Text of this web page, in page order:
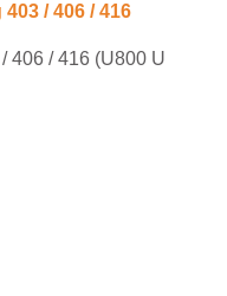
/ 406 / 416